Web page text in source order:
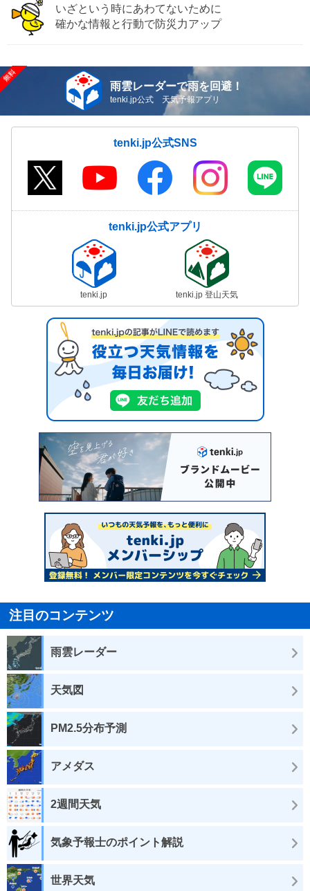
いざという時にあわてないために
確かな情報と行動で防災力アップ
雨雲レーダーで雨を回避！
tenki.jp公式 天気予報アプリ
tenki.jp公式SNS
tenki.jp公式アプリ
tenki.jp tenki.jp 登山天気
注目のコンテンツ
雨雲レーダー
天気図
PM2.5分布予測
アメダス
2週間天気
気象予報士のポイント解説
世界天気